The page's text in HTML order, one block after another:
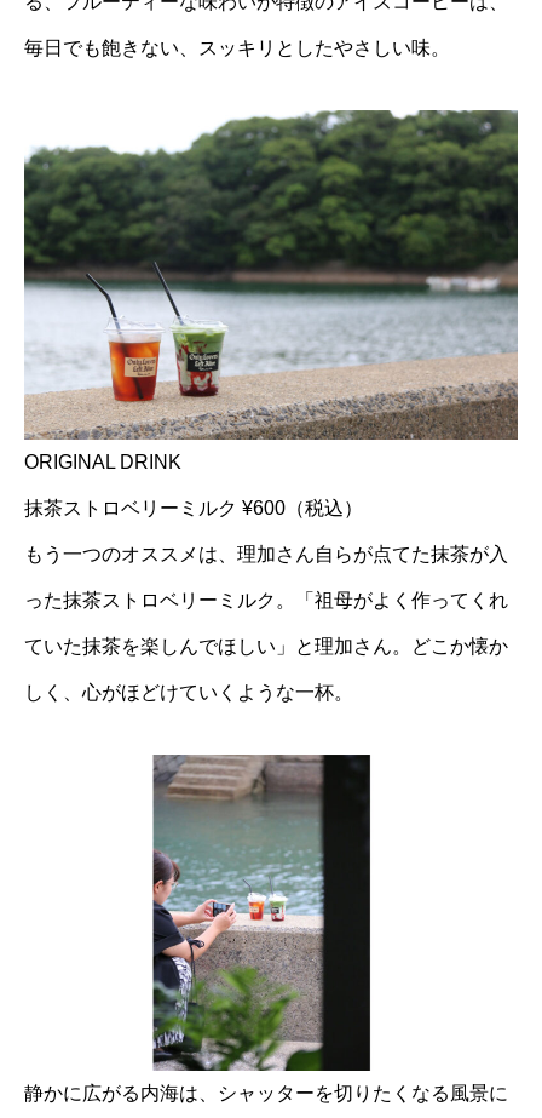
毎日でも飽きない、スッキリとしたやさしい味。
ORIGINAL DRINK
抹茶ストロベリーミルク ¥600（税込）
もう一つのオススメは、理加さん自らが点てた抹茶が入
った抹茶ストロベリーミルク。「祖母がよく作ってくれ
ていた抹茶を楽しんでほしい」と理加さん。どこか懐か
しく、心がほどけていくような一杯。
静かに広がる内海は、シャッターを切りたくなる風景に